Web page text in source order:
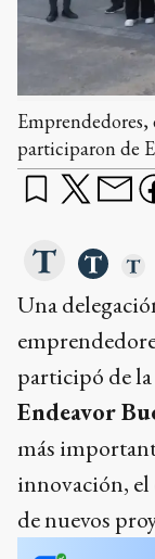
participaron de
Una
participó de
Endeavor
más
innovación,
de nuevos